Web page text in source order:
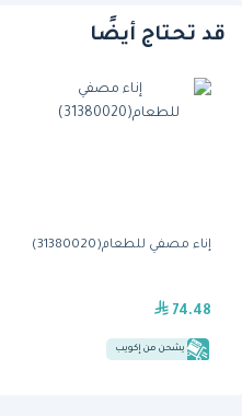
قد تحتاج أيضًا
إناء مصفي للطعام(31380020)
74.48
يشحن من إكويب